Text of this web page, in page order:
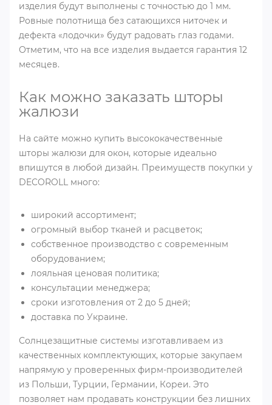
изделия будут выполнены с точностью до 1 мм.
Ровные полотнища без сатающихся ниточек и
дефекта «лодочки» будут радовать глаз годами.
Отметим, что на все изделия выдается гарантия 12
месяцев.
Как можно заказать шторы
жалюзи
На сайте можно купить высококачественные
шторы жалюзи для окон, которые идеально
впишутся в любой дизайн. Преимуществ покупки у
DECOROLL много:
широкий ассортимент;
огромный выбор тканей и расцветок;
собственное производство с современным
оборудованием;
лояльная ценовая политика;
консультации менеджера;
сроки изготовления от 2 до 5 дней;
доставка по Украине.
Солнцезащитные системы изготавливаем из
качественных комплектующих, которые закупаем
напрямую у проверенных фирм-производителей
из Польши, Турции, Германии, Кореи. Это
позволяет нам продавать конструкции без лишних